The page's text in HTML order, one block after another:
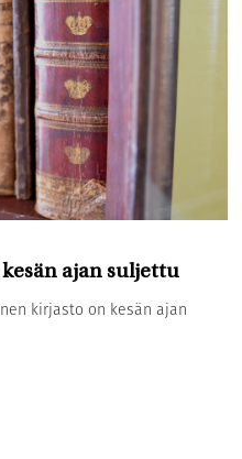
ajan suljettu
kirjasto on kesän ajan